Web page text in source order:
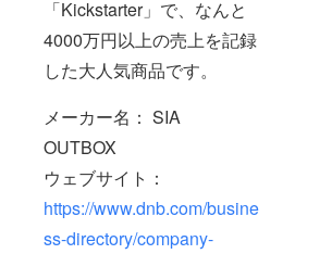
「Kickstarter」で、なんと
4000万円以上の売上を記録
した大人気商品です。
メーカー名： SIA
OUTBOX
ウェブサイト：
https://www.dnb.com/busine
ss-directory/company-